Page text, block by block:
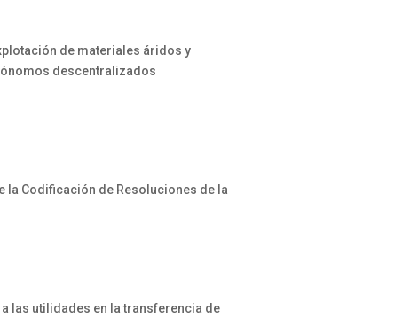
de materiales áridos y
descentralizados
la Codificación de Resoluciones de la
las utilidades en la transferencia de